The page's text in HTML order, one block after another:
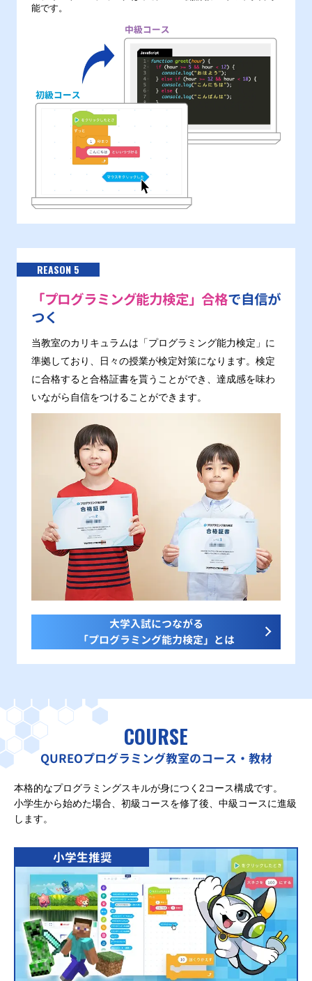
能です。
REASON 5
「プログラミング能力検定」合格で自信が
つく
当教室のカリキュラムは「プログラミング能力検定」に
準拠しており、日々の授業が検定対策になります。検定
に合格すると合格証書を貰うことができ、達成感を味わ
いながら自信をつけることができます。
大学入試につながる
「プログラミング能力検定」とは
COURSE
QUREOプログラミング教室のコース・教材
本格的なプログラミングスキルが身につく2コース構成です。
小学生から始めた場合、初級コースを修了後、中級コースに進級
します。
小学生推奨